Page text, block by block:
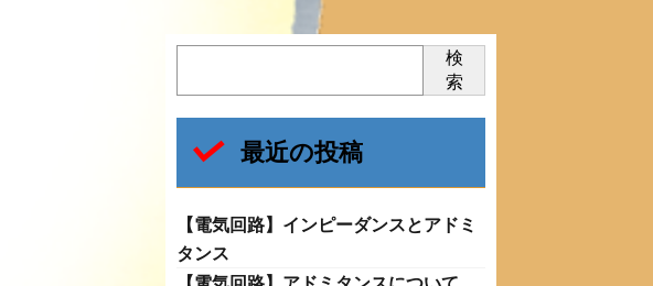
検
索
最近の投稿
【電気回路】インピーダンスとアドミ
タンス